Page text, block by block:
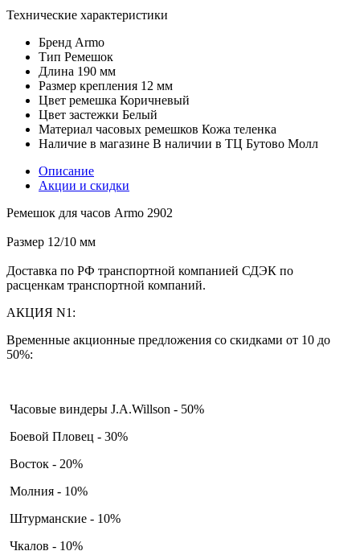
Технические характеристики
Бренд Armo
Тип Ремешок
Длина 190 мм
Размер крепления 12 мм
Цвет ремешка Коричневый
Цвет застежки Белый
Материал часовых ремешков Кожа теленка
Наличие в магазине В наличии в ТЦ Бутово Молл
Описание
Акции и скидки
Ремешок для часов Armo 2902
Размер 12/10 мм
Доставка по РФ транспортной компанией СДЭК по
расценкам транспортной компаний.
АКЦИЯ N1:
Временные акционные предложения со скидками от 10 до
50%:
Часовые виндеры J.A.Willson - 50%
Боевой Пловец - 30%
Восток - 20%
Молния - 10%
Штурманские - 10%
Чкалов - 10%